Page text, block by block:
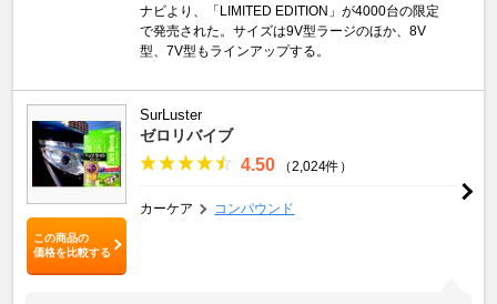
ナビより、「LIMITED EDITION」が4000台の限定
で発売された。サイズは9V型ラージのほか、8V
型、7V型もラインアップする。
この商品の
価格を比較する
SurLuster
ゼロリバイブ
4.50 （2,024件）
カーケア コンパウンド